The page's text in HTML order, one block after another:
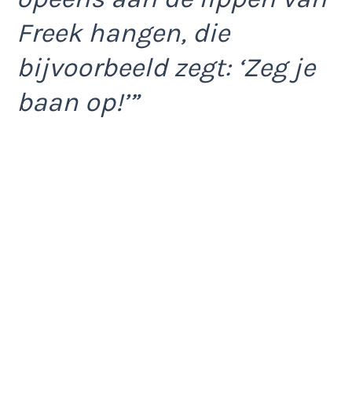
Freek hangen, die
bijvoorbeeld zegt: ‘Zeg je
baan op!’”